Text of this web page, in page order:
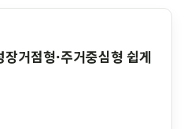
거점형·주거중심형 쉽게